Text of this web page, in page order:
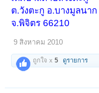
ต.วังตะกู อ.บางมูลนาก
จ.พิจิตร 66210
9 สิงหาคม 2010
ถูกใจ x5 ดูรายการ